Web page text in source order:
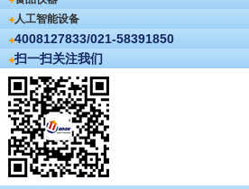
人工智能设备
4008127833/021-58391850
扫一扫关注我们